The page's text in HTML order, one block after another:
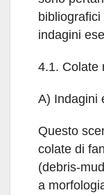
indagini
4.1. Colate
A) Indagini
Questo
colate di
(debris-
a